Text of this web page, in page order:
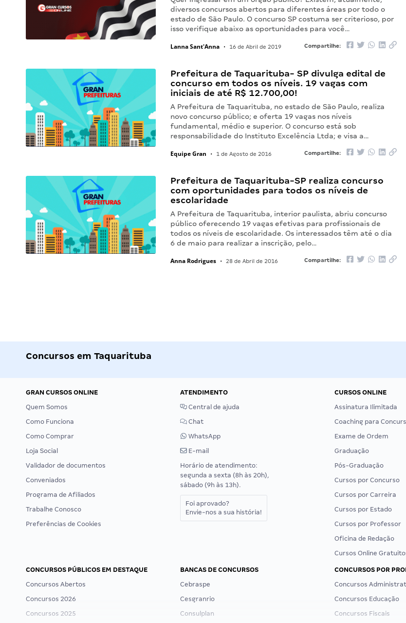
diversos concursos abertos para diferentes áreas por todo o
estado de São Paulo. O concurso SP costuma ser criterioso, por
isso verifique abaixo as oportunidades para você…
Lanna Sant'Anna • 16 de Abril de 2019 Compartilhe:
Prefeitura de Taquarituba- SP divulga edital de
concurso em todos os níveis. 19 vagas com
iniciais de até R$ 12.700,00!
A Prefeitura de Taquarituba, no estado de São Paulo, realiza
novo concurso público; e oferta 19 vagas nos níveis
fundamental, médio e superior. O concurso está sob
responsabilidade do Instituto Excelência Ltda; e visa a…
Equipe Gran • 1 de Agosto de 2016 Compartilhe:
Prefeitura de Taquarituba-SP realiza concurso
com oportunidades para todos os níveis de
escolaridade
A Prefeitura de Taquarituba, interior paulista, abriu concurso
público oferecendo 19 vagas efetivas para profissionais de
todos os níveis de escolaridade. Os interessados têm até o dia
6 de maio para realizar a inscrição, pelo…
Anna Rodrigues • 28 de Abril de 2016 Compartilhe:
Concursos em Taquarituba
GRAN CURSOS ONLINE
Quem Somos
Como Funciona
Como Comprar
Loja Social
Validador de documentos
Conveniados
Programa de Afiliados
Trabalhe Conosco
Preferências de Cookies
ATENDIMENTO
Central de ajuda
Chat
WhatsApp
E-mail
Horário de atendimento:
segunda a sexta (8h às 20h),
sábado (9h às 13h).
Foi aprovado?
Envie-nos a sua história!
CURSOS ONLINE
Assinatura Ilimitada
Coaching para
Exame de Ordem
Graduação
Pós-Graduação
Cursos por Concurso
Cursos por Carreira
Cursos por Estado
Cursos por Professor
Oficina de Redação
Cursos Online
CONCURSOS PÚBLICOS EM DESTAQUE
Concursos Abertos
Concursos 2026
Concursos 2025
BANCAS DE CONCURSOS
Cebraspe
Cesgranrio
Consulplan
CONCURSOS POR
Concursos
Concursos Educação
Concursos Fiscais